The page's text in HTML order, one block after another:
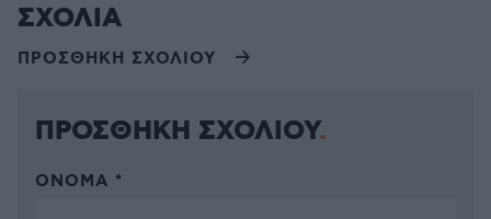
ΣΧΟΛΙΑ
ΠΡΟΣΘΗΚΗ ΣΧΟΛΙΟΥ
ΠΡΟΣΘΗΚΗ ΣΧΟΛΙΟΥ
ΌΝΟΜΑ *